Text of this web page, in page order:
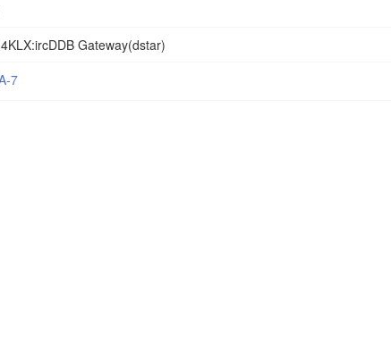
Gateway(dstar)
7